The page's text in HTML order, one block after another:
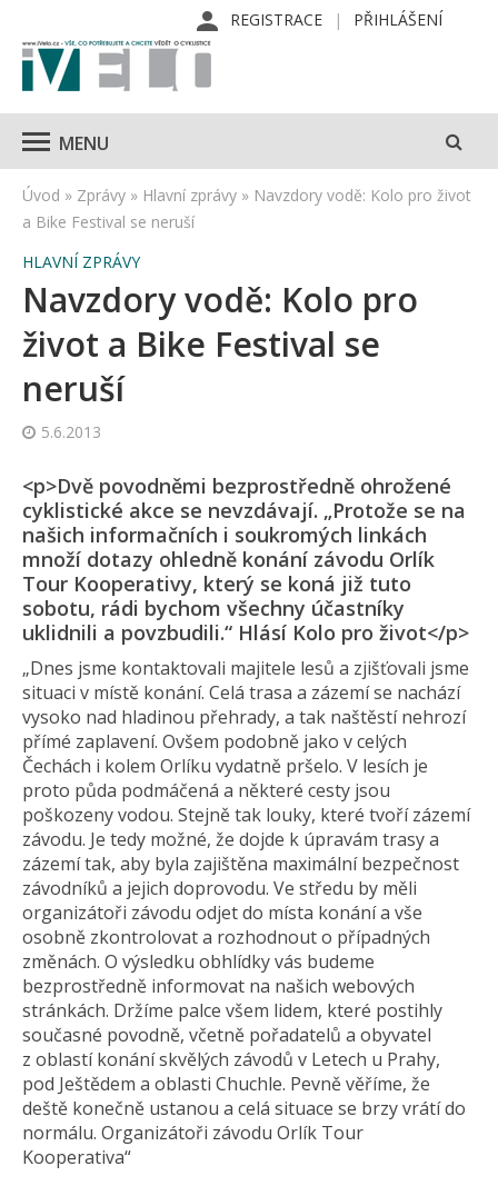
REGISTRACE PŘIHLÁŠENÍ
MENU
Úvod » Zprávy » Hlavní zprávy » Navzdory vodě: Kolo pro život
a Bike Festival se neruší
HLAVNÍ ZPRÁVY
Navzdory vodě: Kolo pro
život a Bike Festival se
neruší
5.6.2013
<p>Dvě povodněmi bezprostředně ohrožené
cyklistické akce se nevzdávají. „Protože se na
našich informačních i soukromých linkách
množí dotazy ohledně konání závodu Orlík
Tour Kooperativy, který se koná již tuto
sobotu, rádi bychom všechny účastníky
uklidnili a povzbudili.“ Hlásí Kolo pro život</p>
„Dnes jsme kontaktovali majitele lesů a zjišťovali jsme
situaci v místě konání. Celá trasa a zázemí se nachází
vysoko nad hladinou přehrady, a tak naštěstí nehrozí
přímé zaplavení. Ovšem podobně jako v celých
Čechách i kolem Orlíku vydatně pršelo. V lesích je
proto půda podmáčená a některé cesty jsou
poškozeny vodou. Stejně tak louky, které tvoří zázemí
závodu. Je tedy možné, že dojde k úpravám trasy a
zázemí tak, aby byla zajištěna maximální bezpečnost
závodníků a jejich doprovodu. Ve středu by měli
organizátoři závodu odjet do místa konání a vše
osobně zkontrolovat a rozhodnout o případných
změnách. O výsledku obhlídky vás budeme
bezprostředně informovat na našich webových
stránkách. Držíme palce všem lidem, které postihly
současné povodně, včetně pořadatelů a obyvatel
z oblastí konání skvělých závodů v Letech u Prahy,
pod Ještědem a oblasti Chuchle. Pevně věříme, že
deště konečně ustanou a celá situace se brzy vrátí do
normálu. Organizátoři závodu Orlík Tour
Kooperativa“